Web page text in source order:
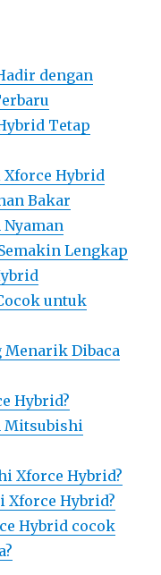
dengan
Tetap
Hybrid
Bakar
Lengkap
untuk
Dibaca
Hybrid?
Mitsubishi
Xforce Hybrid?
Xforce Hybrid?
Hybrid cocok